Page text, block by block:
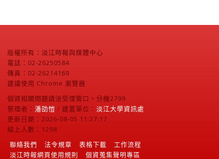
版權所有：淡江時報與媒體中心
電話：02-26250584
傳真：02-26214169
建議使用 Chrome 瀏覽器
個資相關問題請洽受理窗口，分機2799
管理者： 潘劭愷 / 建置單位： 淡江大學資訊處
更新日期：2026-08-05 11:27:17
線上人數：1298
聯絡我們
法令規章 表格下載
工作流程
淡江時報網頁使用規則
個資蒐集聲明專區